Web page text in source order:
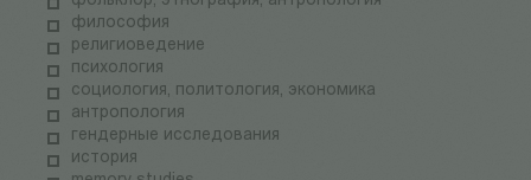
философия
религиоведение
психология
социология, политология, экономика
антропология
гендерные исследования
история